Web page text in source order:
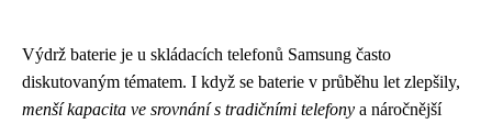
Výdrž baterie je u skládacích telefonů Samsung často
diskutovaným tématem. I když se baterie v průběhu let zlepšily,
menší kapacita ve srovnání s tradičními telefony a náročnější